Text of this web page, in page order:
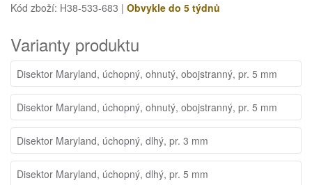
Kód zboží: H38-533-683 | Obvykle do 5 týdnů
Varianty produktu
Disektor Maryland, úchopný, ohnutý, obojstranný, pr. 5 mm
Disektor Maryland, úchopný, ohnutý, obojstranný, pr. 5 mm
Disektor Maryland, úchopný, dlhý, pr. 3 mm
Disektor Maryland, úchopný, dlhý, pr. 5 mm